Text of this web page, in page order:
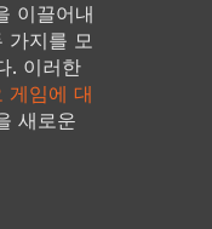
이끌어내
가지를 모
. 이러한
게임에 대
새로운